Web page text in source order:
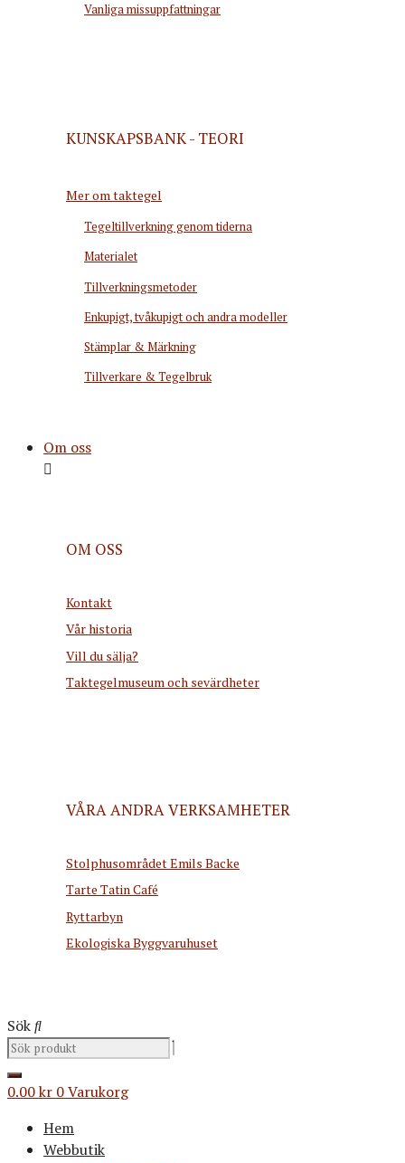
Vanliga missuppfattningar
KUNSKAPSBANK - TEORI
Mer om taktegel
Tegeltillverkning genom tiderna
Materialet
Tillverkningsmetoder
Enkupigt, tvåkupigt och andra modeller
Stämplar & Märkning
Tillverkare & Tegelbruk
Om oss
OM OSS
Kontakt
Vår historia
Vill du sälja?
Taktegelmuseum och sevärdheter
VÅRA ANDRA VERKSAMHETER
Stolphusområdet Emils Backe
Tarte Tatin Café
Ryttarbyn
Ekologiska Byggvaruhuset
Sök
0.00kr 0Varukorg
Hem
Webbutik